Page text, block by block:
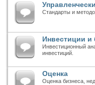
Стандарты и
Инвестиции и
Инвестиционный
инвестиций.
Оценка
Оценка бизнеса,